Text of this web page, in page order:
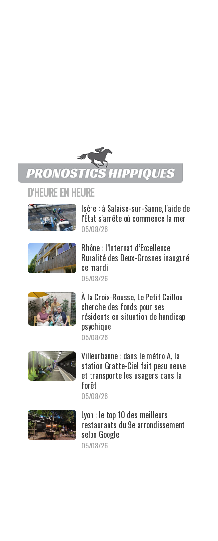
D'HEURE EN HEURE
Isère : à Salaise-sur-Sanne, l'aide de
l'État s'arrête où commence la mer
05/08/26
Rhône : l’Internat d’Excellence
Ruralité des Deux-Grosnes inauguré
ce mardi
05/08/26
À la Croix-Rousse, Le Petit Caillou
cherche des fonds pour ses
résidents en situation de handicap
psychique
05/08/26
Villeurbanne : dans le métro A, la
station Gratte-Ciel fait peau neuve
et transporte les usagers dans la
forêt
05/08/26
Lyon : le top 10 des meilleurs
restaurants du 9e arrondissement
selon Google
05/08/26